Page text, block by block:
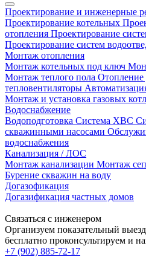
Проектирование и инженерные
Проектирование котельных
отопления Проектирование
Проектирование систем
Монтаж отопления
Монтаж котельных под ключ
Монтаж теплого пола Отопление
тепловентиляторы
Монтаж и установка газовых
Водоснабжение
Водоподготовка Система ХВС
скважинными насосами
водоснабжения
Канализация / ЛОС
Монтаж канализации Монтаж
Бурение скважин на воду
Догазофикация
Догазификация частных домов
Связаться с инженером
Организуем показательный
бесплатно проконсультируем и
+7 (902) 885-72-17